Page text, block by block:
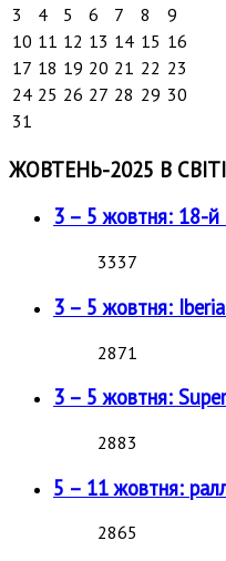
3
4 5 6 7 8
9
10 11 12 13 14 15 16
17 18 19 20 21 22 23
24 25 26 27 28 29 30
31
ЖОВТЕНЬ-2025 В
3 – 5 жовтня: 18-й
3337
3 – 5 жовтня:
2871
3 – 5 жовтня:
2883
5 – 11 жовтня:
2865